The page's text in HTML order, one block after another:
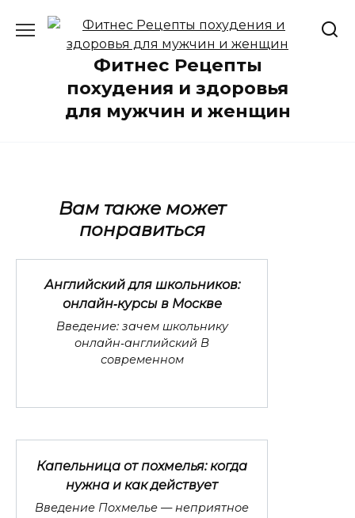
содержанию
Фитнес Рецепты
похудения и здоровья
для мужчин и женщин
Вам также может
понравиться
Английский для школьников:
онлайн‑курсы в Москве
Введение: зачем школьнику
онлайн‑английский В
современном
Капельница от похмелья: когда
нужна и как действует
Введение Похмелье — неприятное